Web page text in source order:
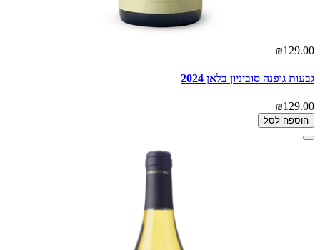
₪129.00
גבעות גופנה סוביניון בלאן 2024
₪129.00
הוספה לסל